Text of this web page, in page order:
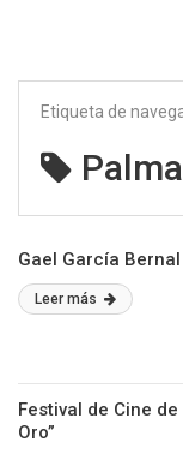
Etiqueta de
Gael García
Leer más
Festival de Cine
Oro”